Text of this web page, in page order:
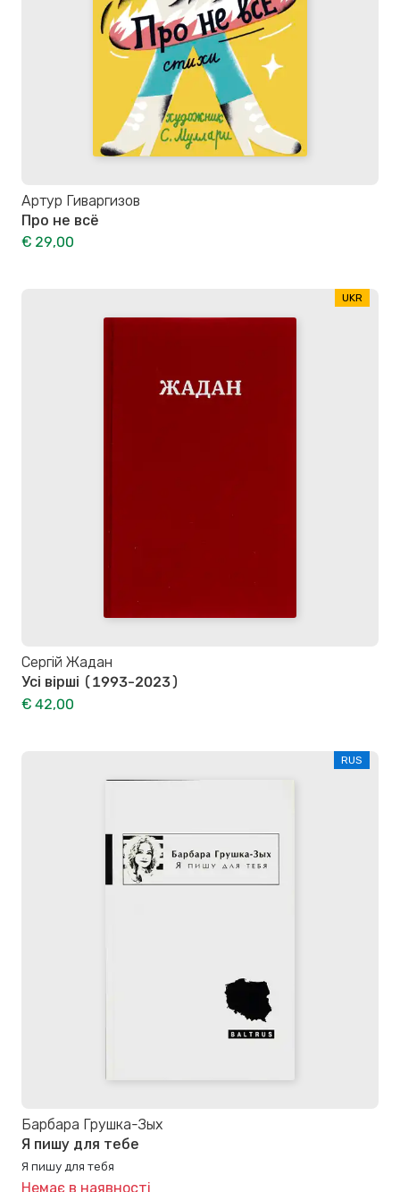
Артур Гиваргизов
Про не всё
€ 29,00
UKR
Сергій Жадан
Усі вірші (1993-2023)
€ 42,00
RUS
Барбара Грушка-Зых
Я пишу для тебе
Я пишу для тебя
Немає в наявності